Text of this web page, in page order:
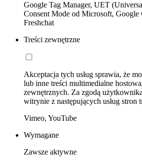
Google Tag Manager, UET
Consent Mode od Microsoft, Google
Freshchat
Treści zewnętrzne
Akceptacja tych usług sprawia, że
lub inne treści multimedialne
zewnętrznych. Za zgodą
witrynie z następujących usług stron
Vimeo, YouTube
Wymagane
Zawsze aktywne